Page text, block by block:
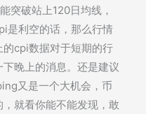
突破站上120日均线，
是利空的话，那么行情
cpi数据对于短期的行
晚上的消息。还是建议
又是一个大机会，币
就看你能不能发现，敢